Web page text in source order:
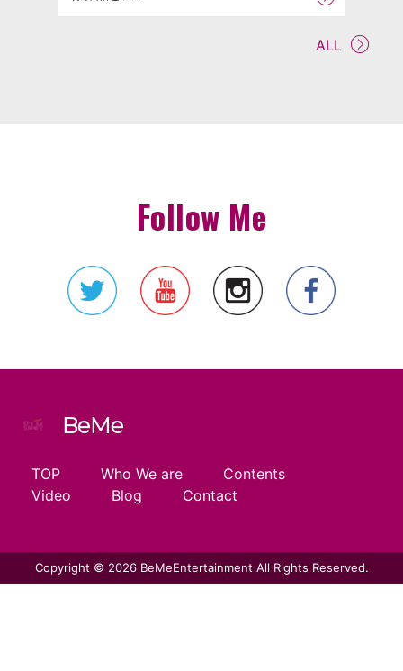
ALL
Follow Me
BeMe
TOP Who We are
Contents
Video
Blog Contact
Copyright © 2026 BeMeEntertainment All Rights Reserved.